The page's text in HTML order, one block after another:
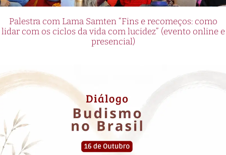
Palestra com Lama Samten “Fins e recomeços: como
lidar com os ciclos da vida com lucidez” (evento online e
presencial)